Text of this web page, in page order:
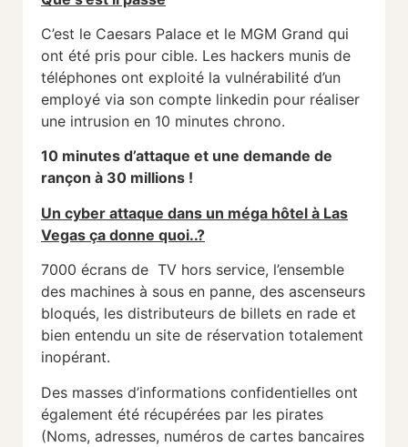
C’est le Caesars Palace et le MGM Grand qui
ont été pris pour cible. Les hackers munis de
téléphones ont exploité la vulnérabilité d’un
employé via son compte linkedin pour réaliser
une intrusion en 10 minutes chrono.
10 minutes d’attaque et une demande de
rançon à 30 millions !
Un cyber attaque dans un méga hôtel à Las
Vegas ça donne quoi..?
7000 écrans de TV hors service, l’ensemble
des machines à sous en panne, des ascenseurs
bloqués, les distributeurs de billets en rade et
bien entendu un site de réservation totalement
inopérant.
Des masses d’informations confidentielles ont
également été récupérées par les pirates
(Noms, adresses, numéros de cartes bancaires